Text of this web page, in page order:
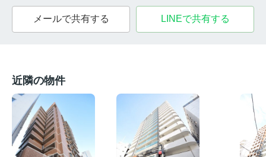
メールで共有する LINEで共有する
近隣の物件